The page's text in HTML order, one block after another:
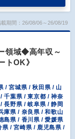
載期間：26/08/06～26/08/19
領域◆高年収～
トOK》
/ 宮城県 / 秋田県 / 山
千葉県 / 東京都 / 神奈
長野県 / 岐阜県 / 静岡
庫県 / 奈良県 / 和歌山
島県 / 香川県 / 愛媛県
/ 宮崎県 / 鹿児島県 /